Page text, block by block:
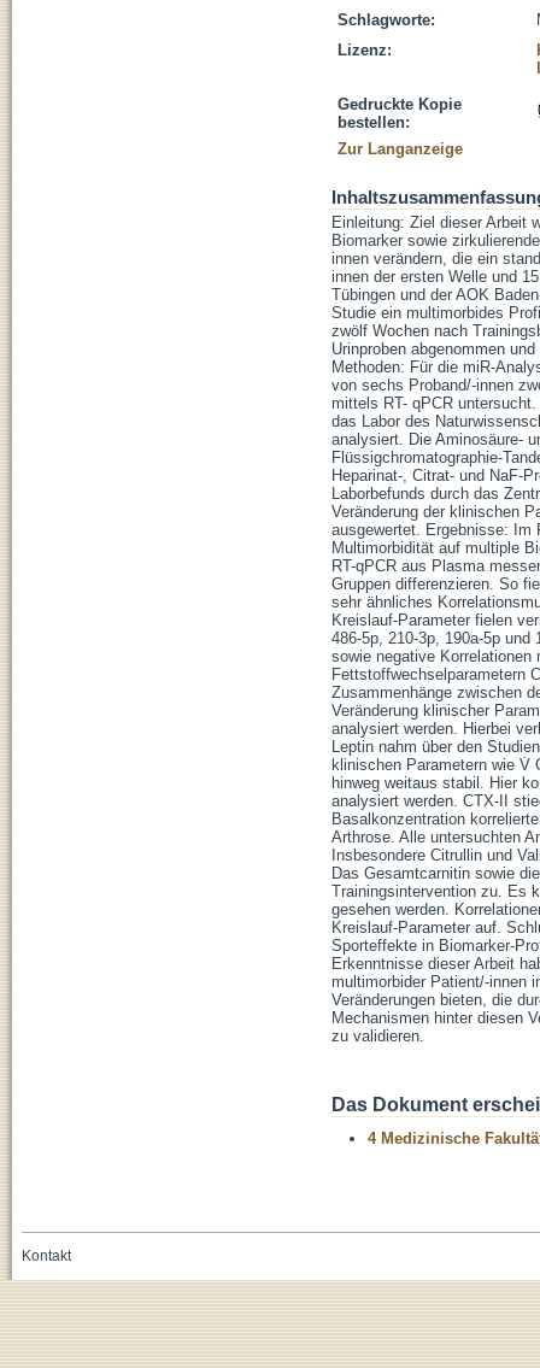
Schlagworte:
Lizenz:
Gedruckte Kopie
bestellen:
Zur Langanzeige
Einleitung: Ziel dieser Arbeit
Biomarker sowie
innen verändern, die ein
innen der ersten Welle und
Tübingen und der AOK
Studie ein multimorbides
zwölf Wochen nach
Urinproben abgenommen
Methoden: Für die miR-
von sechs Proband/-innen
mittels RT- qPCR
das Labor des
analysiert. Die Aminosäure-
Flüssigchromatographie-
Heparinat-, Citrat- und NaF-
Laborbefunds durch das
Veränderung der klinischen
ausgewertet. Ergebnisse: Im
Multimorbidität auf multiple
RT-qPCR aus Plasma
Gruppen differenzieren. So
sehr ähnliches
Kreislauf-Parameter fielen
486-5p, 210-3p, 190a-5p
sowie negative Korrelationen
Fettstoffwechselparametern
Zusammenhänge zwischen
Veränderung klinischer
analysiert werden. Hierbei
Leptin nahm über den
klinischen Parametern wie V̇
hinweg weitaus stabil. Hier
analysiert werden. CTX-II
Basalkonzentration
Arthrose. Alle untersuchten
Insbesondere Citrullin und
Das Gesamtcarnitin sowie
Trainingsintervention zu. Es
gesehen werden.
Kreislauf-Parameter auf.
Sporteffekte in Biomarker-
Erkenntnisse dieser Arbeit
multimorbider Patient/-innen
Veränderungen bieten, die
Mechanismen hinter diesen
zu validieren.
Das Dokument
4 Medizinische
Kontakt